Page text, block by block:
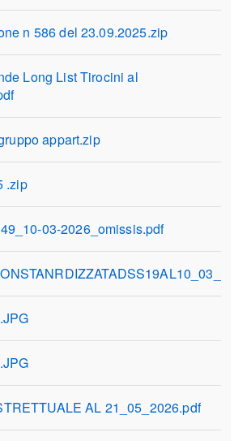
n 586 del 23.09.2025.zip
Long List Tirocini al
appart.zip
.zip
03-2026_omissis.pdf
AL 21_05_2026.pdf